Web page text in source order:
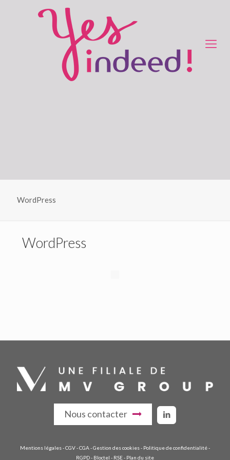
WordPress
WordPress
Nous contacter
Mentions légales-CGV-CGA-Gestion des cookies- Politique de confidentialité-
RGPD- Bloctel - RSE- Plan du site